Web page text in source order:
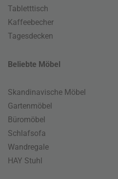
Tabletttisch
Kaffeebecher
Tagesdecken
Beliebte Möbel
Skandinavische Möbel
Gartenmöbel
Büromöbel
Schlafsofa
Wandregale
HAY Stuhl